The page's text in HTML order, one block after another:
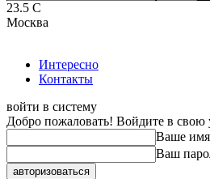
23.5 C
Москва
Интересно
Контакты
войти в систему
Добро пожаловать! Войдите в свою
Ваше имя
Ваш